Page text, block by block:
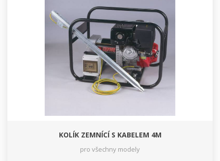
KOLÍK ZEMNÍCÍ S KABELEM 4M
pro všechny modely